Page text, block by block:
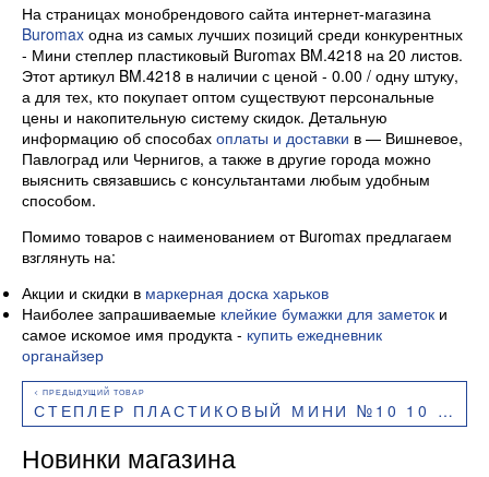
На страницах монобрендового сайта интернет-магазина
Buromax одна из самых лучших позиций среди конкурентных
- Мини степлер пластиковый Buromax BM.4218 на 20 листов.
Этот артикул BM.4218 в наличии с ценой - 0.00 / одну штуку,
а для тех, кто покупает оптом существуют персональные
цены и накопительную систему скидок. Детальную
информацию об способах оплаты и доставки в — Вишневое,
Павлоград или Чернигов, а также в другие города можно
выяснить связавшись с консультантами любым удобным
способом.
Помимо товаров с наименованием от Buromax предлагаем
взглянуть на:
Акции и скидки в маркерная доска харьков
Наиболее запрашиваемые клейкие бумажки для заметок и
самое искомое имя продукта - купить ежедневник
органайзер
СТЕПЛЕР ПЛАСТИКОВЫЙ МИНИ №10 10 ЛИСТОВ BUROMAX BM.4133
Новинки магазина